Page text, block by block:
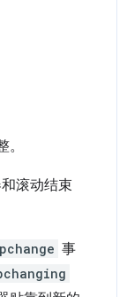
滚动结束
事